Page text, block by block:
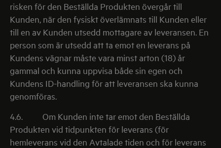
risken för den Beställda Produkten övergår till
Kunden, när den fysiskt överlämnats till Kunden eller
till en av Kunden utsedd mottagare av leveransen. En
person som är utsedd att ta emot en leverans på
Kundens vägnar måste vara minst arton (18) år
gammal och kunna uppvisa både sin egen och
Kundens ID-handling för att leveransen ska kunna
genomföras.
4.6. Om Kunden inte tar emot den Beställda
Produkten vid tidpunkten för leverans (för
hemleverans vid den Avtalade tiden och för leverans